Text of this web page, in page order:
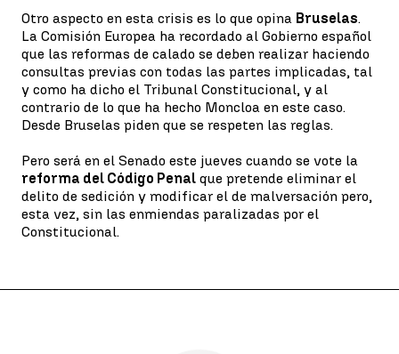
Otro aspecto en esta crisis es lo que opina Bruselas.
La Comisión Europea ha recordado al Gobierno español
que las reformas de calado se deben realizar haciendo
consultas previas con todas las partes implicadas, tal
y como ha dicho el Tribunal Constitucional, y al
contrario de lo que ha hecho Moncloa en este caso.
Desde Bruselas piden que se respeten las reglas.
Pero será en el Senado este jueves cuando se vote la
reforma del Código Penal que pretende eliminar el
delito de sedición y modificar el de malversación pero,
esta vez, sin las enmiendas paralizadas por el
Constitucional.